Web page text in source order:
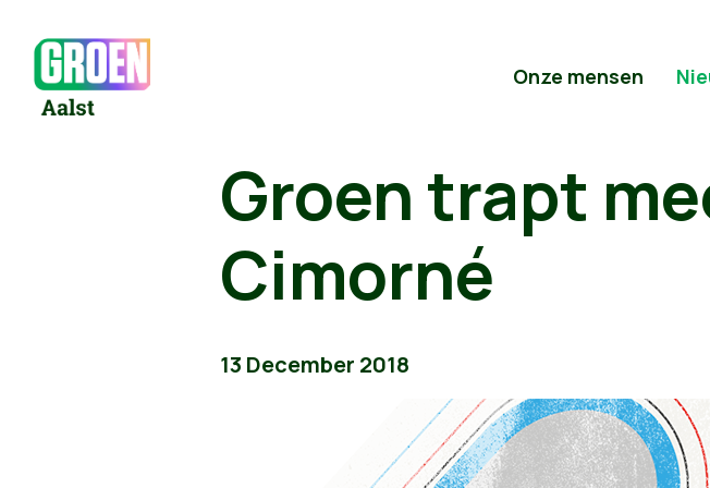
Onze mensen
Groen trapt
Cimorné
13 December 2018